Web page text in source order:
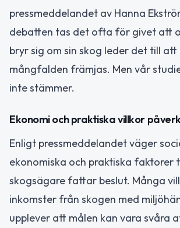
pressmeddelandet av Hanna
debatten tas det ofta för givet att
bryr sig om sin skog leder det till
mångfalden främjas. Men vår
inte stämmer.
Ekonomi och praktiska villkor
Enligt pressmeddelandet väger
ekonomiska och praktiska faktorer
skogsägare fattar beslut. Många
inkomster från skogen med
upplever att målen kan vara svåra